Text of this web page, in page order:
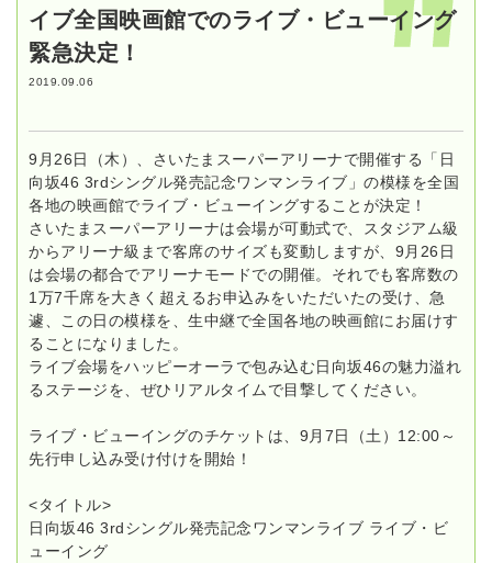
イブ全国映画館でのライブ・ビューイング
緊急決定！
2019.09.06
9月26日（木）、さいたまスーパーアリーナで開催する「日
向坂46 3rdシングル発売記念ワンマンライブ」の模様を全国
各地の映画館でライブ・ビューイングすることが決定！
さいたまスーパーアリーナは会場が可動式で、スタジアム級
からアリーナ級まで客席のサイズも変動しますが、9月26日
は会場の都合でアリーナモードでの開催。それでも客席数の
1万7千席を大きく超えるお申込みをいただいたの受け、急
遽、この日の模様を、生中継で全国各地の映画館にお届けす
ることになりました。
ライブ会場をハッピーオーラで包み込む日向坂46の魅力溢れ
るステージを、ぜひリアルタイムで目撃してください。
ライブ・ビューイングのチケットは、9月7日（土）12:00～
先行申し込み受け付けを開始！
<タイトル>
日向坂46 3rdシングル発売記念ワンマンライブ ライブ・ビ
ューイング